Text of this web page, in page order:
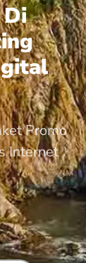
Promo
Internet